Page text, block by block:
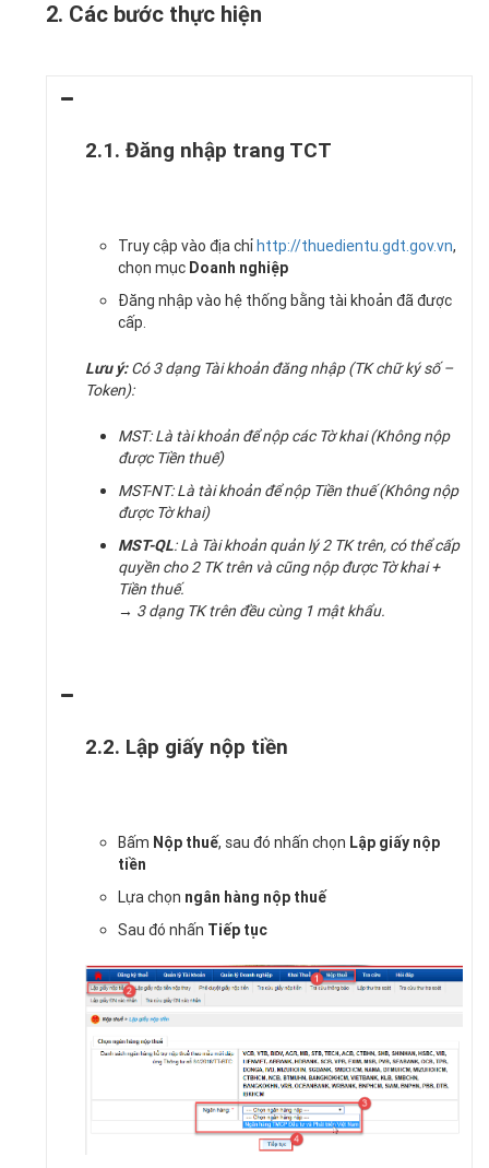
2. Các bước thực hiện
2.1. Đăng nhập trang TCT
Truy cập vào địa chỉhttp://thuedientu.gdt.gov.vn,
chọn mục Doanh nghiệp
Đăng nhập vào hệ thống bằng tài khoản đã được
cấp.
Lưu ý:Có 3 dạng Tài khoản đăng nhập (TK chữ ký số –
Token):
MST: Là tài khoản để nộp các Tờ khai (Không nộp
được Tiền thuế)
MST-NT: Là tài khoản để nộp Tiền thuế (Không nộp
được Tờ khai)
MST-QL: Là Tài khoản quản lý 2 TK trên, có thể cấp
quyền cho 2 TK trên và cũng nộp được Tờ khai +
Tiền thuế.
→ 3 dạng TK trên đều cùng 1 mật khẩu.
2.2. Lập giấy nộp tiền
Bấm Nộp thuế, sau đó nhấn chọn Lập giấy nộp
tiền
Lựa chọn ngân hàng nộp thuế
Sau đó nhấn Tiếp tục